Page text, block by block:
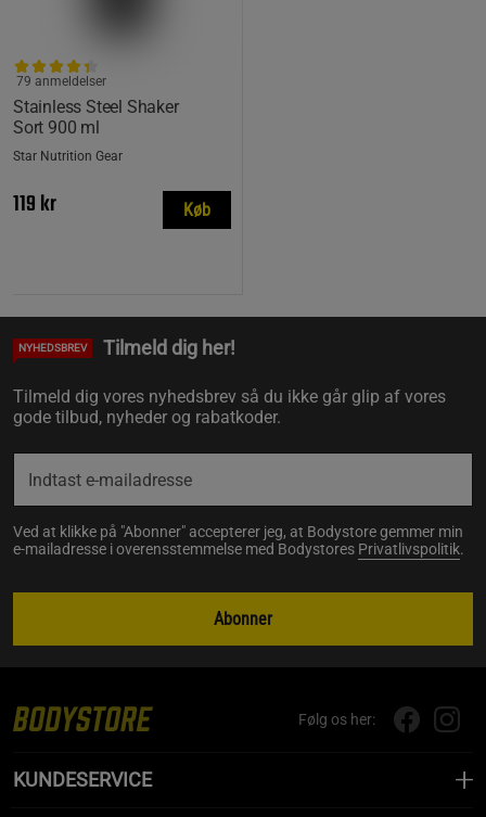
Stainless Steel Shaker
Sort 900 ml
79 anmeldelser
Star Nutrition Gear
119 kr Køb
NYHEDSBREV Tilmeld dig her!
Tilmeld dig vores nyhedsbrev så du ikke går glip af vores
gode tilbud, nyheder og rabatkoder.
Ved at klikke på "Abonner" accepterer jeg, at Bodystore gemmer min
e-mailadresse i overensstemmelse med Bodystores Privatlivspolitik.
Abonner
Følg os her:
KUNDESERVICE